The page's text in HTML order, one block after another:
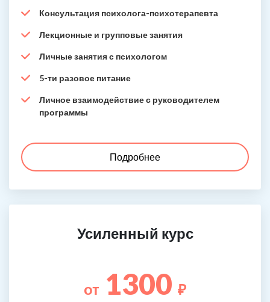
Консультация психолога-психотерапевта
Лекционные и групповые занятия
Личные занятия с психологом
5-ти разовое питание
Личное взаимодействие с руководителем
программы
Подробнее
Усиленный курс
от 1300 ₽